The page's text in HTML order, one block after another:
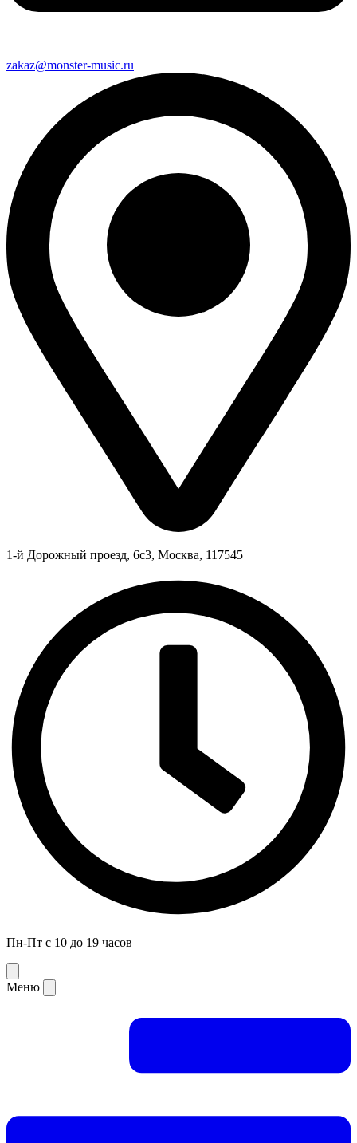
zakaz@monster-music.ru
1-й Дорожный проезд, 6с3, Москва, 117545
Пн-Пт с 10 до 19 часов
Меню